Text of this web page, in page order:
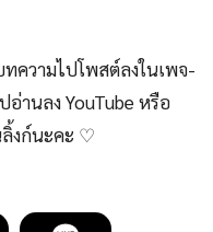
ความไปโพสต์ลงในเพจ-
านลง YouTube หรือ
งก์นะคะ ♡